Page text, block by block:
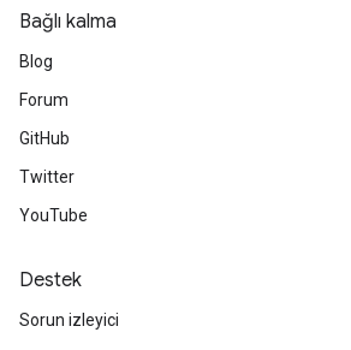
Bağlı kalma
Blog
Forum
GitHub
Twitter
YouTube
Destek
Sorun izleyici